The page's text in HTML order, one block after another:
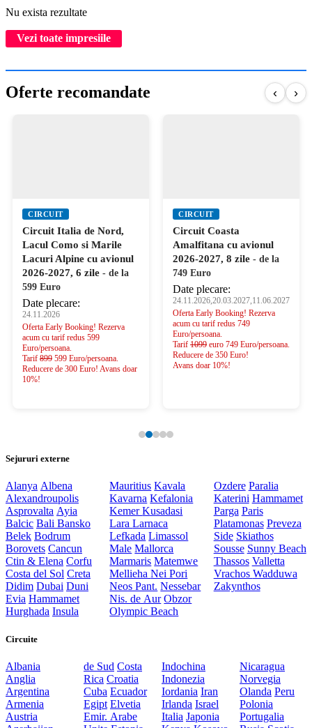
Nu exista rezultate
Vezi toate impresiile
Oferte recomandate ‹ ›
CIRCUIT
Circuit Italia de Nord,
Lacul Como si Marile
Lacuri Alpine cu avionul
2026-2027, 6 zile - de la
599 Euro
Date plecare:
24.11.2026
Oferta Early Booking! Rezerva
acum cu tarif redus 599
Euro/persoana.
Tarif 899 599 Euro/persoana.
Reducere de 300 Euro! Avans doar
10%!
CIRCUIT
Circuit Coasta
Amalfitana cu avionul
2026-2027, 8 zile - de la
749 Euro
Date plecare:
24.11.2026,20.03.2027,11.06.2027
Oferta Early Booking! Rezerva
acum cu tarif redus 749
Euro/persoana.
Tarif 1099 euro 749 Euro/persoana.
Reducere de 350 Euro!
Avans doar 10%!
Sejururi externe
Alanya Albena
Alexandroupolis
Asprovalta Ayia
Balcic Bali Bansko
Belek Bodrum
Borovets Cancun
Ctin & Elena Corfu
Costa del Sol Creta
Didim Dubai Duni
Evia Hammamet
Hurghada Insula
Mauritius Kavala
Kavarna Kefalonia
KemerKusadasi
LaraLarnaca
Lefkada Limassol
Male Mallorca
Marmaris Matemwe
MelliehaNei Pori
Neos Pant. Nessebar
Nis. de Aur Obzor
Olympic Beach
Ozdere Paralia
Katerini Hammamet
Parga Paris
Platamonas Preveza
Side Skiathos
Sousse Sunny Beach
Thassos Valletta
Vrachos Wadduwa
Zakynthos
Circuite
Albania
Anglia
Argentina
Armenia
Austria
de Sud Costa
Rica Croatia
Cuba Ecuador
Egipt Elvetia
Emir. Arabe
Indochina
Indonezia
Iordania Iran
Irlanda Israel
Italia Japonia
Nicaragua
Norvegia
Olanda Peru
Polonia
Portugalia